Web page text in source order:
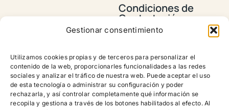
Gestionar consentimiento
Utilizamos cookies propias y de terceros para personalizar el
contenido de la web, proporcionarles funcionalidades a las redes
sociales y analizar el tráfico de nuestra web. Puede aceptar el uso
de esta tecnología o administrar su configuración y poder
rechazarla, y así controlar completamente qué información se
recopila y gestiona a través de los botones habilitados al efecto. Al
Condiciones de
Contratación y
Envios
devoluciones,
reembolsos y
cancelación de
pedidos